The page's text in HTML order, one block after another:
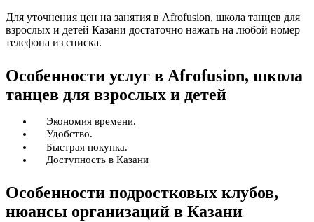
Для уточнения цен на занятия в Afrofusion, школа танцев для
взрослых и детей Казани достаточно нажать на любой номер
телефона из списка.
Особенности услуг в Afrofusion, школа
танцев для взрослых и детей
Экономия времени.
Удобство.
Быстрая покупка.
Доступность в Казани
Особенности подростковых клубов,
нюансы организаций в Казани